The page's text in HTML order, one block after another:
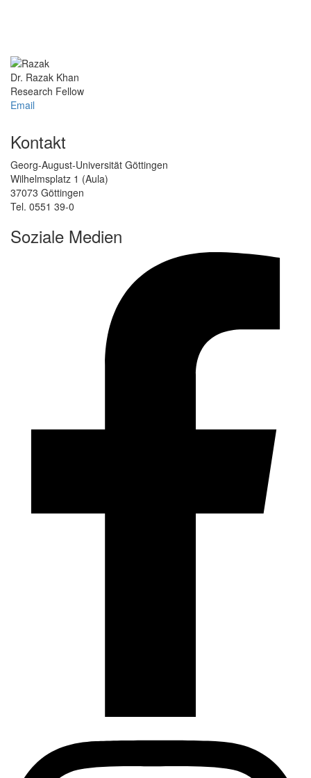
Dr. Razak Khan
Research Fellow
Email
Kontakt
Georg-August-Universität Göttingen
Wilhelmsplatz 1 (Aula)
37073 Göttingen
Tel. 0551 39-0
Soziale Medien